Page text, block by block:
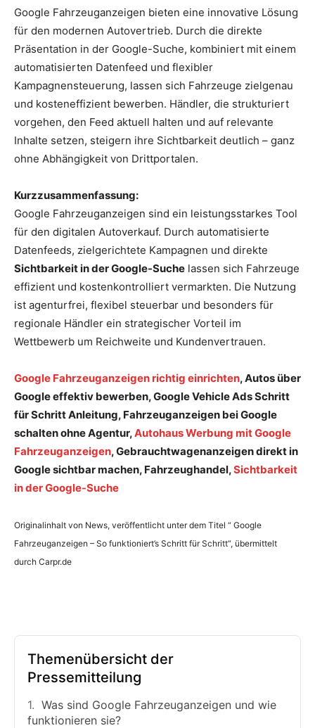
Google Fahrzeuganzeigen bieten eine innovative Lösung
für den modernen Autovertrieb. Durch die direkte
Präsentation in der Google-Suche, kombiniert mit einem
automatisierten Datenfeed und flexibler
Kampagnensteuerung, lassen sich Fahrzeuge zielgenau
und kosteneffizient bewerben. Händler, die strukturiert
vorgehen, den Feed aktuell halten und auf relevante
Inhalte setzen, steigern ihre Sichtbarkeit deutlich – ganz
ohne Abhängigkeit von Drittportalen.
Kurzzusammenfassung:
Google Fahrzeuganzeigen sind ein leistungsstarkes Tool
für den digitalen Autoverkauf. Durch automatisierte
Datenfeeds, zielgerichtete Kampagnen und direkte
Sichtbarkeit in der Google-Suche lassen sich Fahrzeuge
effizient und kostenkontrolliert vermarkten. Die Nutzung
ist agenturfrei, flexibel steuerbar und besonders für
regionale Händler ein strategischer Vorteil im
Wettbewerb um Reichweite und Kundenvertrauen.
Google Fahrzeuganzeigen richtig einrichten, Autos über
Google effektiv bewerben, Google Vehicle Ads Schritt
für Schritt Anleitung, Fahrzeuganzeigen bei Google
schalten ohne Agentur,Autohaus Werbung mit Google
Fahrzeuganzeigen, Gebrauchtwagenanzeigen direkt in
Google sichtbar machen, Fahrzeughandel,Sichtbarkeit
in der Google-Suche
Originalinhalt von News, veröffentlicht unter dem Titel “ Google
Fahrzeuganzeigen – So funktioniert’s Schritt für Schritt“, übermittelt
durch Carpr.de
Themenübersicht der
Pressemitteilung
Was sind Google Fahrzeuganzeigen und wie
funktionieren sie?